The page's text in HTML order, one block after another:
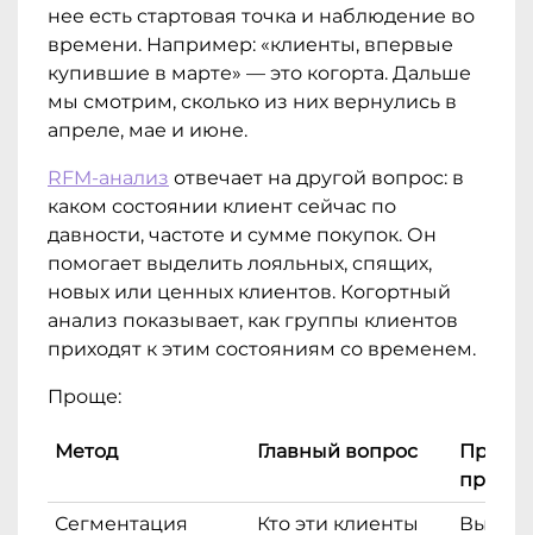
нее есть стартовая точка и наблюдение во
времени. Например: «клиенты, впервые
купившие в марте» — это когорта. Дальше
мы смотрим, сколько из них вернулись в
апреле, мае и июне.
RFM-анализ отвечает на другой вопрос: в
каком состоянии клиент сейчас по
давности, частоте и сумме покупок. Он
помогает выделить лояльных, спящих,
новых или ценных клиентов. Когортный
анализ показывает, как группы клиентов
приходят к этим состояниям со временем.
Проще:
Метод Главный вопрос
Сегментация
Кто эти клиенты